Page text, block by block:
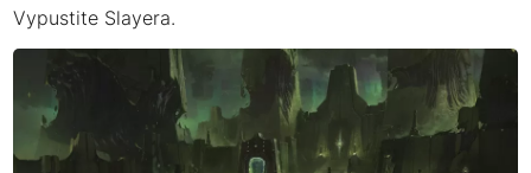
Vypustite Slayera.